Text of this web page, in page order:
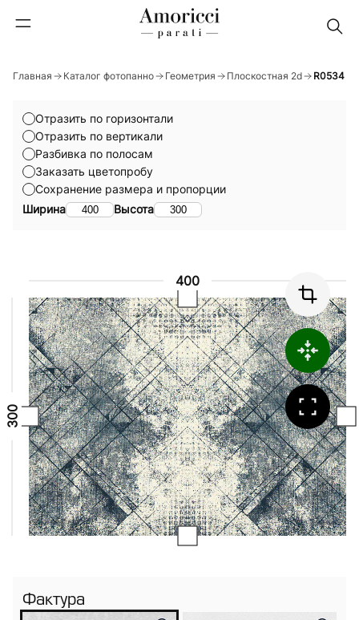
Главная Каталог фотопанно Геометрия Плоскостная 2d R0534
Ширина Высота
Сохранение размера и пропорции
Отразить по горизонтали
Отразить по вертикали
Разбивка по полосам
Заказать цветопробу
Фактура